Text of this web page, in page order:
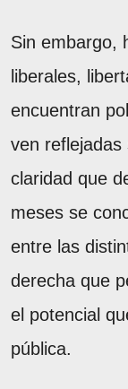
Sin embargo,
liberales,
encuentran
ven
claridad que
meses se
entre las
derecha que
el potencial
pública.